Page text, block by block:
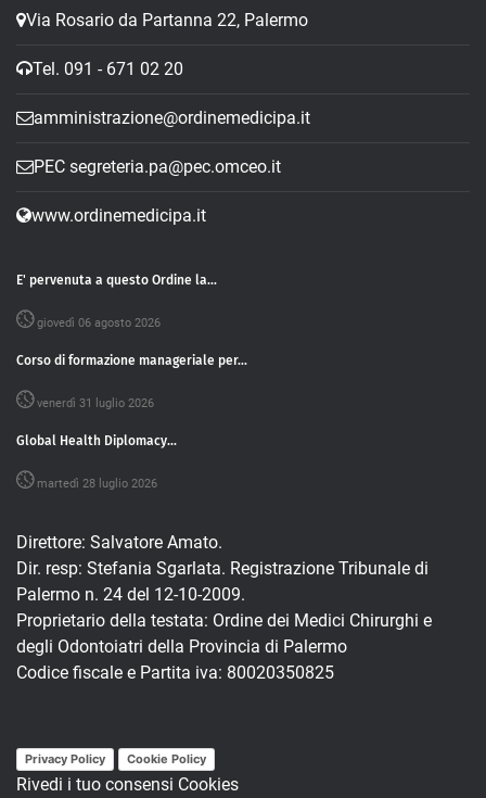
Via Rosario da Partanna 22, Palermo
Tel. 091 - 671 02 20
amministrazione@ordinemedicipa.it
PEC segreteria.pa@pec.omceo.it
www.ordinemedicipa.it
E' pervenuta a questo Ordine la...
giovedì 06 agosto 2026
Corso di formazione manageriale per...
venerdì 31 luglio 2026
Global Health Diplomacy...
martedì 28 luglio 2026
Direttore: Salvatore Amato.
Dir. resp: Stefania Sgarlata. Registrazione Tribunale di
Palermo n. 24 del 12-10-2009.
Proprietario della testata: Ordine dei Medici Chirurghi e
degli Odontoiatri della Provincia di Palermo
Codice fiscale e Partita iva: 80020350825
Privacy Policy Cookie Policy
Rivedi i tuo consensi Cookies